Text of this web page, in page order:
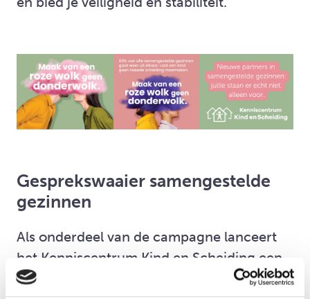
Gesprekswaaier samengestelde
gezinnen
Als onderdeel van de campagne lanceert
het Kenniscentrum Kind en Scheiding een
gesprekswaaier voor nieuwe partners in